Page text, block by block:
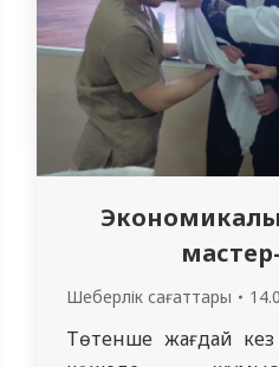
тақырыбында онлайн-
Шеберлік сағаттары
Төтенше жағдай